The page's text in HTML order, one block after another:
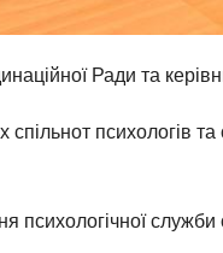
Ради та
спільнот психологів
психологічної